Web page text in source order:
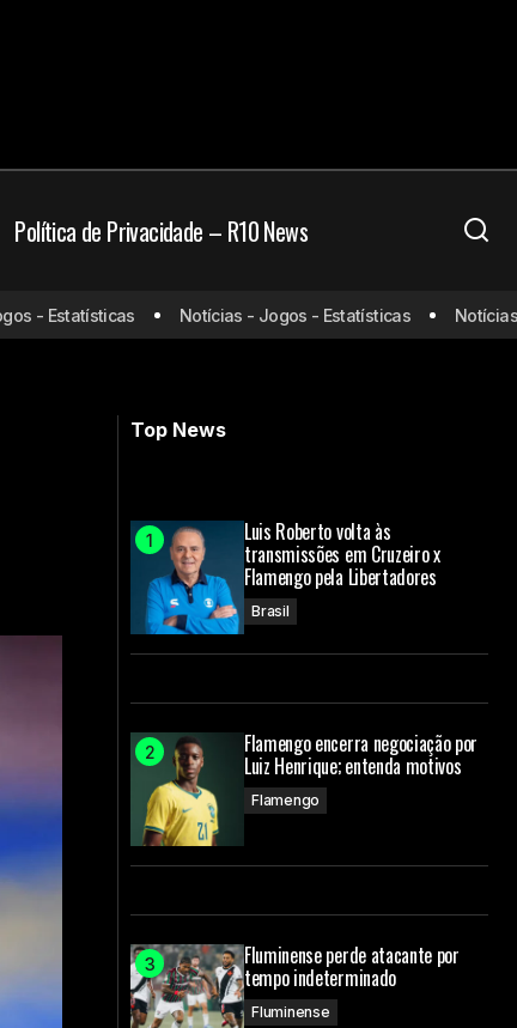
Política de Privacidade – R10 News
Kane brilha em goleada do Bayern
pelo Campeonato Alemão
- Estatísticas Notícias - Jogos - Estatísticas Notícias -
Top News
Luis Roberto volta às
transmissões em Cruzeiro x
Flamengo pela Libertadores
Brasil
Flamengo encerra negociação por
Luiz Henrique; entenda motivos
Flamengo
Fluminense perde atacante por
tempo indeterminado
Fluminense